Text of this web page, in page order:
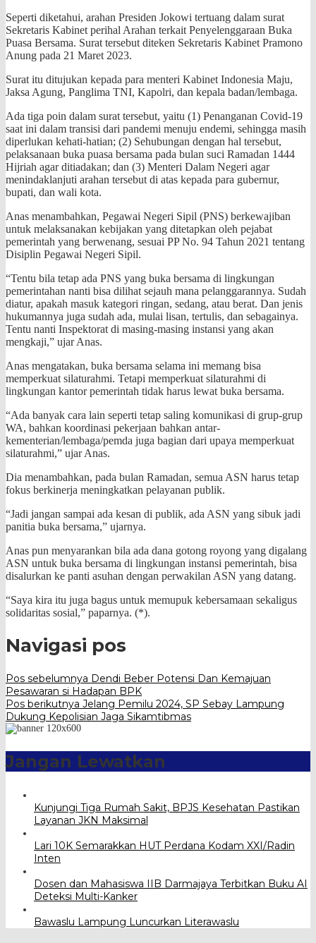
Seperti diketahui, arahan Presiden Jokowi tertuang dalam surat
Sekretaris Kabinet perihal Arahan terkait Penyelenggaraan Buka
Puasa Bersama. Surat tersebut diteken Sekretaris Kabinet Pramono
Anung pada 21 Maret 2023.
Surat itu ditujukan kepada para menteri Kabinet Indonesia Maju,
Jaksa Agung, Panglima TNI, Kapolri, dan kepala badan/lembaga.
Ada tiga poin dalam surat tersebut, yaitu (1) Penanganan Covid-19
saat ini dalam transisi dari pandemi menuju endemi, sehingga masih
diperlukan kehati-hatian; (2) Sehubungan dengan hal tersebut,
pelaksanaan buka puasa bersama pada bulan suci Ramadan 1444
Hijriah agar ditiadakan; dan (3) Menteri Dalam Negeri agar
menindaklanjuti arahan tersebut di atas kepada para gubernur,
bupati, dan wali kota.
Anas menambahkan, Pegawai Negeri Sipil (PNS) berkewajiban
untuk melaksanakan kebijakan yang ditetapkan oleh pejabat
pemerintah yang berwenang, sesuai PP No. 94 Tahun 2021 tentang
Disiplin Pegawai Negeri Sipil.
“Tentu bila tetap ada PNS yang buka bersama di lingkungan
pemerintahan nanti bisa dilihat sejauh mana pelanggarannya. Sudah
diatur, apakah masuk kategori ringan, sedang, atau berat. Dan jenis
hukumannya juga sudah ada, mulai lisan, tertulis, dan sebagainya.
Tentu nanti Inspektorat di masing-masing instansi yang akan
mengkaji,” ujar Anas.
Anas mengatakan, buka bersama selama ini memang bisa
memperkuat silaturahmi. Tetapi memperkuat silaturahmi di
lingkungan kantor pemerintah tidak harus lewat buka bersama.
“Ada banyak cara lain seperti tetap saling komunikasi di grup-grup
WA, bahkan koordinasi pekerjaan bahkan antar-
kementerian/lembaga/pemda juga bagian dari upaya memperkuat
silaturahmi,” ujar Anas.
Dia menambahkan, pada bulan Ramadan, semua ASN harus tetap
fokus berkinerja meningkatkan pelayanan publik.
“Jadi jangan sampai ada kesan di publik, ada ASN yang sibuk jadi
panitia buka bersama,” ujarnya.
Anas pun menyarankan bila ada dana gotong royong yang digalang
ASN untuk buka bersama di lingkungan instansi pemerintah, bisa
disalurkan ke panti asuhan dengan perwakilan ASN yang datang.
“Saya kira itu juga bagus untuk memupuk kebersamaan sekaligus
solidaritas sosial,” paparnya. (*).
Navigasi pos
Pos sebelumnya Dendi Beber Potensi Dan Kemajuan
Pesawaran si Hadapan BPK
Pos berikutnya Jelang Pemilu 2024, SP Sebay Lampung
Dukung Kepolisian Jaga Sikamtibmas
Jangan Lewatkan
Kunjungi Tiga Rumah Sakit, BPJS Kesehatan Pastikan
Layanan JKN Maksimal
Lari 10K Semarakkan HUT Perdana Kodam XXI/Radin
Inten
Dosen dan Mahasiswa IIB Darmajaya Terbitkan Buku AI
Deteksi Multi-Kanker
Bawaslu Lampung Luncurkan Literawaslu